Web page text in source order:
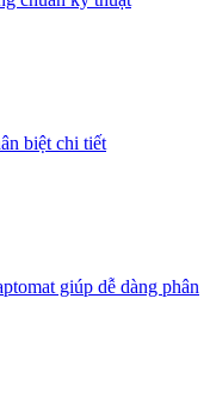
biệt chi tiết
giúp dễ dàng phân